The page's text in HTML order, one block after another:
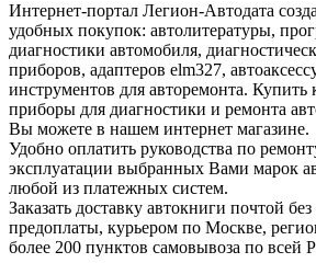
Интернет-портал Легион-Автодата
удобных покупок: автолитературы,
диагностики автомобиля,
приборов, адаптеров elm327,
инструментов для авторемонта. Купить
приборы для диагностики и ремонта
Вы можете в нашем интернет магазине.
Удобно оплатить руководства по
эксплуатации выбранных Вами марок
любой из платежных систем.
Заказать доставку автокниги почтой без
предоплаты, курьером по Москве,
более 200 пунктов самовывоза по всей